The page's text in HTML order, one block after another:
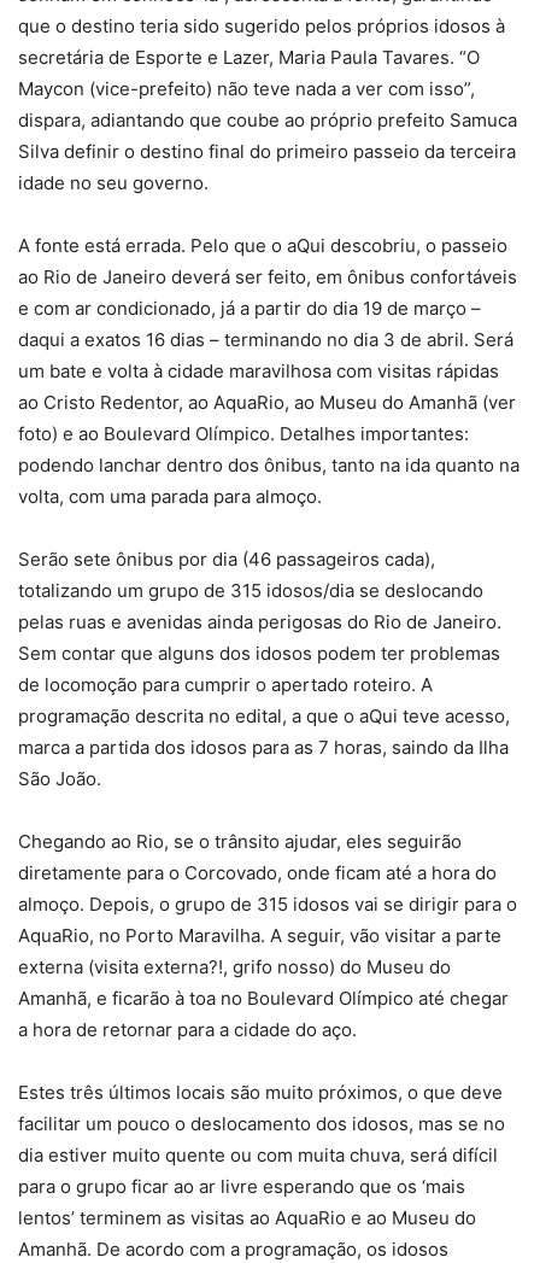
que o destino teria sido sugerido pelos próprios idosos à
secretária de Esporte e Lazer, Maria Paula Tavares. “O
Maycon (vice-prefeito) não teve nada a ver com isso”,
dispara, adiantando que coube ao próprio prefeito Samuca
Silva definir o destino final do primeiro passeio da terceira
idade no seu governo.
A fonte está errada. Pelo que o aQui descobriu, o passeio
ao Rio de Janeiro deverá ser feito, em ônibus confortáveis
e com ar condicionado, já a partir do dia 19 de março –
daqui a exatos 16 dias – terminando no dia 3 de abril. Será
um bate e volta à cidade maravilhosa com visitas rápidas
ao Cristo Redentor, ao AquaRio, ao Museu do Amanhã (ver
foto) e ao Boulevard Olímpico. Detalhes importantes:
podendo lanchar dentro dos ônibus, tanto na ida quanto na
volta, com uma parada para almoço.
Serão sete ônibus por dia (46 passageiros cada),
totalizando um grupo de 315 idosos/dia se deslocando
pelas ruas e avenidas ainda perigosas do Rio de Janeiro.
Sem contar que alguns dos idosos podem ter problemas
de locomoção para cumprir o apertado roteiro. A
programação descrita no edital, a que o aQui teve acesso,
marca a partida dos idosos para as 7 horas, saindo da Ilha
São João.
Chegando ao Rio, se o trânsito ajudar, eles seguirão
diretamente para o Corcovado, onde ficam até a hora do
almoço. Depois, o grupo de 315 idosos vai se dirigir para o
AquaRio, no Porto Maravilha. A seguir, vão visitar a parte
externa (visita externa?!, grifo nosso) do Museu do
Amanhã, e ficarão à toa no Boulevard Olímpico até chegar
a hora de retornar para a cidade do aço.
Estes três últimos locais são muito próximos, o que deve
facilitar um pouco o deslocamento dos idosos, mas se no
dia estiver muito quente ou com muita chuva, será difícil
para o grupo ficar ao ar livre esperando que os ‘mais
lentos’ terminem as visitas ao AquaRio e ao Museu do
Amanhã. De acordo com a programação, os idosos